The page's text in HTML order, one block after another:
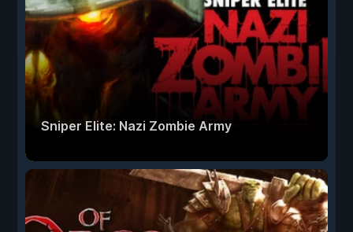
Sniper Elite: Nazi Zombie Army